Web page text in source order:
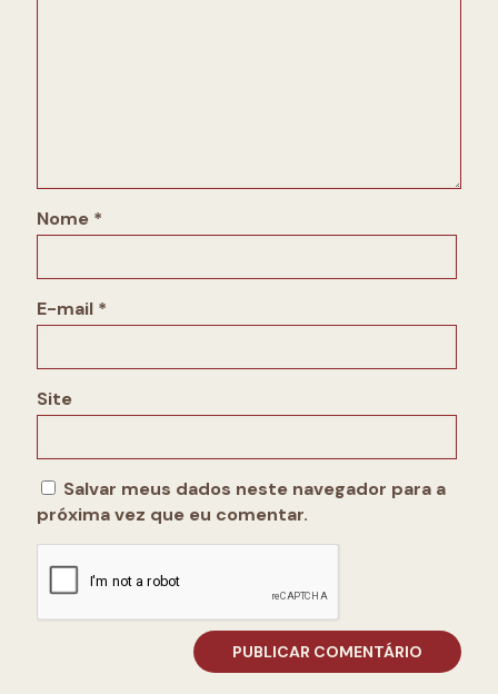
Nome *
E-mail *
Site
Salvar meus dados neste navegador para a
próxima vez que eu comentar.